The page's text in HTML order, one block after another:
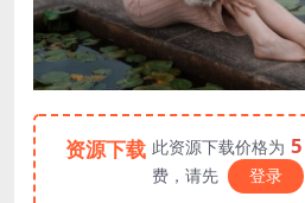
资源下载 此资源下载价格为 5
费，请先
登录